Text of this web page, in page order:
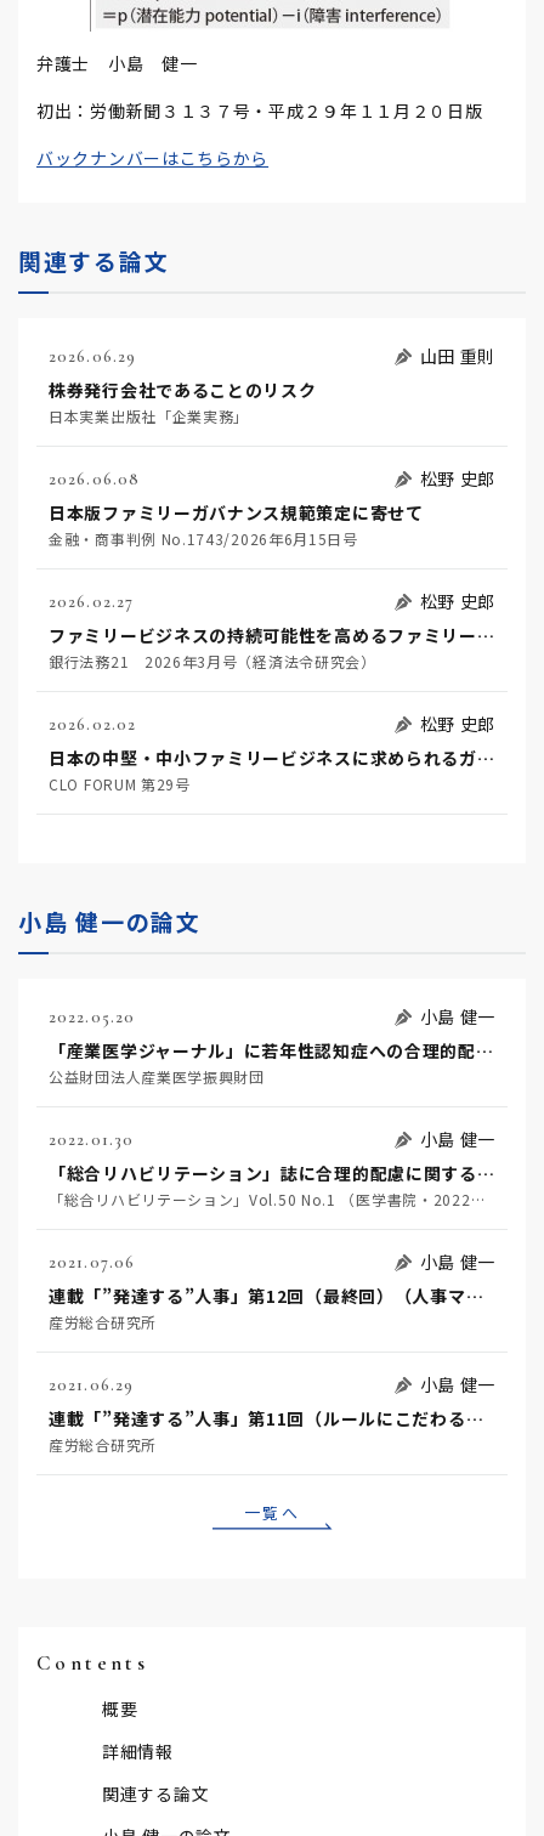
弁護士 小島 健一
初出：労働新聞３１３７号・平成２９年１１月２０日版
バックナンバーはこちらから
関連する論文
2026.06.29
山田 重則
株券発行会社であることのリスク
日本実業出版社「企業実務」
2026.06.08
松野 史郎
日本版ファミリーガバナンス規範策定に寄せて
金融・商事判例 No.1743/2026年6月15日号
2026.02.27
松野 史郎
ファミリービジネスの持続可能性を高めるファミリーガバナンスと金融機関に期待される役割
銀行法務21 2026年3月号（経済法令研究会）
2026.02.02
松野 史郎
日本の中堅・中小ファミリービジネスに求められるガバナンスに関する一考察
CLO FORUM 第29号
小島 健一の論文
2022.05.20
小島 健一
「産業医学ジャーナル」に若年性認知症への合理的配慮に関する論文を寄稿
公益財団法人産業医学振興財団
2022.01.30
小島 健一
「総合リハビリテーション」誌に合理的配慮に関する論文が掲載されました（小島健一）
「総合リハビリテーション」Vol.50 No.1 （医学書院・2022年1月）
2021.07.06
小島 健一
連載「”発達する”人事」第12回（最終回）（人事マネジメントに必要なこと）執筆者：小島健一
産労総合研究所
2021.06.29
小島 健一
連載「”発達する”人事」第11回（ルールにこだわる）執筆者：小島健一
産労総合研究所
一覧へ
Contents
概要
詳細情報
関連する論文